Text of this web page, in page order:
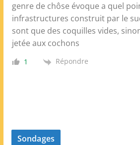
genre de chôse évoque a quel
infrastructures construit par le
sont que des coquilles vides,
jetée aux cochons
1 Répondre
Sondages